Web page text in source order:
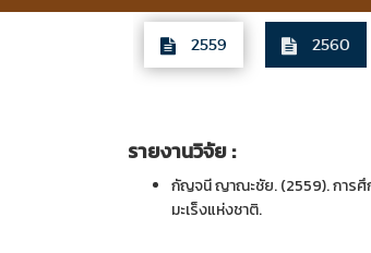
2559 2560
รายงานวิจัย:
กัญจนี ญาณะชัย. (2559). การศึก
มะเร็งแห่งชาติ.